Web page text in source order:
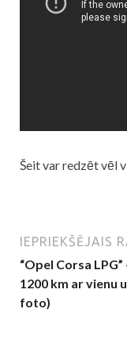
Šeit var redzēt vēl
IEPRIEKŠĒJAIS
“Opel Corsa LPG”
1200 km ar vienu
foto)